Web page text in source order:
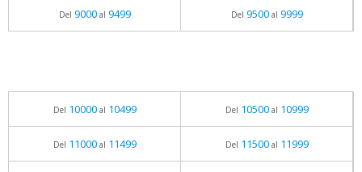
Del 9000al 9499 Del 9500al 9999
Del 10000al 10499 Del 10500al 10999
Del 11000al 11499 Del 11500al 11999